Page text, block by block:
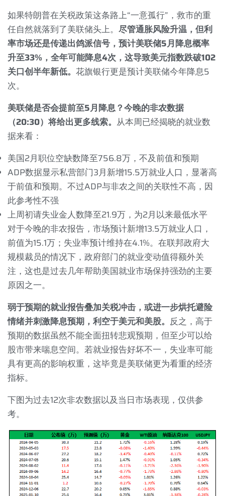
如果特朗普在关税政策这条路上“一意孤行”，救市的重
任自然就落到了美联储头上。 尽管通胀风险升温，但利
率市场还是传递出鸽派信号，预计美联储5月降息概率
升至33% ，全年可能降息4次，这导致美元指数跌破102
关口创半年新低。 花旗银行更是预计美联储今年降息5
次。
美联储是否会提前至5月降息？今晚的非农数据
（20:30）将给出更多线索。 从本周已经揭晓的就业数
据来看：
美国2月职位空缺数降至756.8万，不及前值和预期
ADP数据显示私营部门3月新增15.5万就业人口，显著高
于前值和预期。不过ADP与非农之间的关联性不高，因
此参考性不强
上周初请失业金人数降至21.9万，为2月以来最低水平
对于今晚的非农报告，市场预计新增13.5万就业人口，
前值为15.1万；失业率预计维持在4.1%。在联邦政府大
规模裁员的情况下，政府部门的就业变动值得额外关
注，这也是过去几年帮助美国就业市场保持强劲的主要
原因之一。
弱于预期的就业报告叠加关税冲击，或进一步烘托避险
情绪并刺激降息预期，利空于美元和美股。 反之，高于
预期的数据虽然不能全面扭转悲观预期，但至少可以给
股市带来喘息空间。若就业报告好坏不一，失业率可能
具有更高的影响权重，这毕竟是美联储更为看重的经济
指标。
下图为过去12次非农数据以及当日市场表现，仅供参
考。